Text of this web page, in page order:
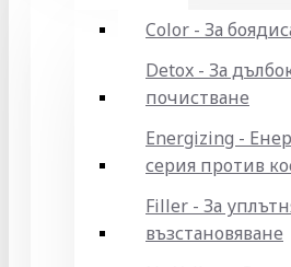
Color - За
Detox - За
почистване
Energizing -
серия против
Filler - За
възстановяване